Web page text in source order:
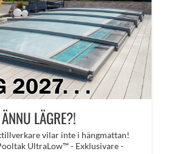
LÄGRE?!
vilar inte i hängmattan!
UltraLow™ - Exklusivare -